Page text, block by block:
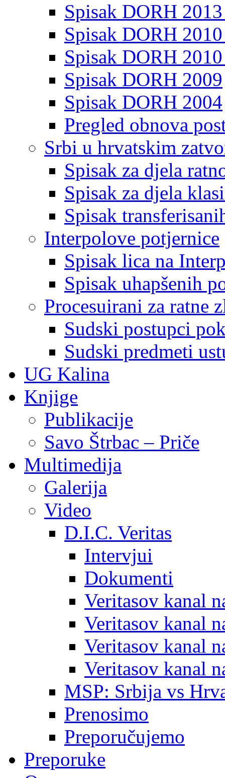
Spisak DORH
Spisak DORH
Spisak DORH
Spisak DORH 2009
Spisak DORH 2004
Pregled obnova
Srbi u hrvatskim
Spisak za djela
Spisak za djela
Spisak
Interpolove potjernice
Spisak lica na
Spisak uhapšenih
Procesuirani za ratne
Sudski postupci
Sudski predmeti
UG Kalina
Knjige
Publikacije
Savo Štrbac – Priče
Multimedija
Galerija
Video
D.I.C. Veritas
Intervjui
Dokumenti
Veritasov kanal
Veritasov kanal
Veritasov kanal
Veritasov kanal
MSP: Srbija vs
Prenosimo
Preporučujemo
Preporuke